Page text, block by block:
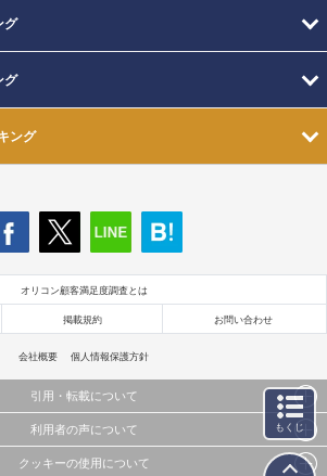
グ
グ
ング
オリコン顧客満足度調査とは
掲載規約 お問い合わせ
会社概要 個人情報保護方針
引用・転載について
（文字、写真、イラスト、画像データ等）及びこれらの配置・
く無断転載・複製などの二次利用を行うことは固く禁じており
利用者の声について
すべてサービスの利用者が提出された見解・感想です。
クッキーの使用について
もくじ